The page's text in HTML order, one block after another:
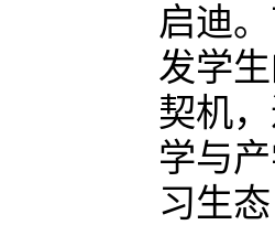
启迪
发学
契机
学与
习生